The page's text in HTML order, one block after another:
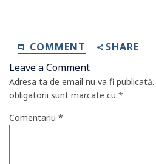
COMMENT
SHARE
Leave a Comment
Adresa ta de email nu va fi publicată.
obligatorii sunt marcate cu *
Comentariu *